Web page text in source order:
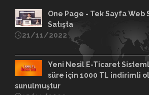
One Page - Tek Sayfa
Satışta
21/11/2022
Yeni Nesil E-Ticaret
süre için 1000 TL indirimli
sunulmuştur